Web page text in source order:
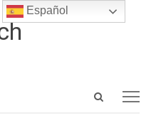
Open
Español